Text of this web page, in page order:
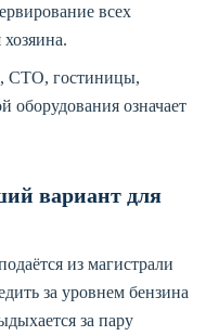
всех
СТО, гостиницы,
оборудования означает
вариант для
из магистрали
за уровнем бензина
за пару